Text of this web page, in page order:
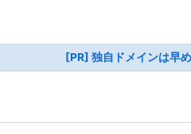
[PR] 独自ドメインは早